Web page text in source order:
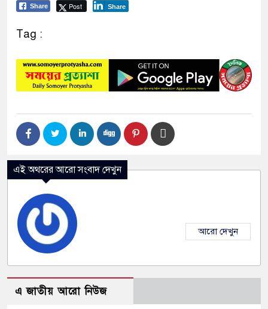
Share Post Share
Tag :
এই অথরের আরো সংবাদ দেখুন
আরো দেখুন
এ জাতীয় আরো নিউজ